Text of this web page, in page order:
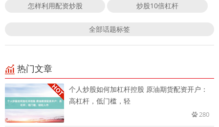
怎样利用配资炒股 炒股10倍杠杆
全部话题标签
热门文章
个人炒股如何加杠杆控股 原油期货配资开户：
高杠杆，低门槛，轻
280